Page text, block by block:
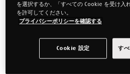
ダブル
約140x195cm
を選択するか、「すべての Cookie を受け入
を許可してください。
プライバシーポリシーを確認する
Cookie 設定 す